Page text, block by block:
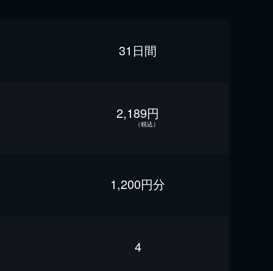
31日間
2,189円
（税込）
1,200円分
4